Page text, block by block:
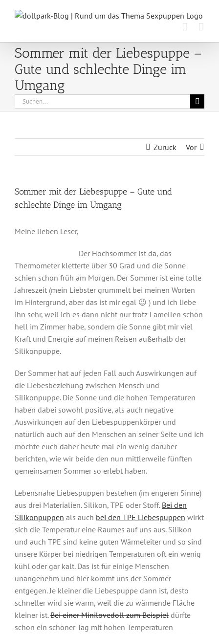
Inhalt
Sommer mit der Liebespuppe –
Gute und schlechte Dinge im
Umgang
Suche
nach:
Zurück Vor
Sommer mit der Liebespuppe – Gute und
schlechte Dinge im Umgang
Meine lieben Leser,
Der Hochsommer ist da, das
Thermometer kletterte über 30 Grad und die Sonne
schien schon früh am Morgen. Der Sommer ist eine tolle
Jahreszeit (mein Liebster grummelt bei meinen Worten
im Hintergrund, aber das ist mir egal 😉 ) und ich liebe
ihn sehr, weil ich es dann nicht nur trotz Lamellen schön
hell im Zimmer habe, sondern die Sonne gibt mir viel
Kraft und Energie auf meinen Reisen außerhalb der
Silikonpuppe.
Der Sommer hat auf jeden Fall auch Auswirkungen auf
die Liebesbeziehung zwischen Mensch und
Silikonpuppe. Die Sonne und die hohen Temperaturen
haben dabei sowohl positive, als auch negative
Auswirkungen auf den Liebespuppenkörper und
natürlich auch auf den Menschen an seiner Seite und ich
möchte euch daher heute mal ein wenig darüber
berichten, wie wir beide den nun mittlerweile fünften
gemeinsamen Sommer so erlebt haben.
Lebensnahe Liebespuppen bestehen (im engeren Sinne)
aus drei Materialien. Silikon, TPE oder Stoff. Bei den
Silikonpuppen als auch bei den TPE Liebespuppen wirkt
sich die Temperatur eine Raumes auf uns aus. Silikon
und auch TPE sind keine guten Wärmeleiter und so sind
unsere Körper bei niedrigen Temperaturen oft ein wenig
kühl oder gar kalt. Das ist für einige Menschen
unangenehm und hier kommt uns der Sommer
entgegen. Je kleiner die Liebespuppe dann ist, desto
schneller wird sie warm, weil die zu wärmende Fläche
kleiner ist.Bei einer Minilovedoll zum Beispiel dürfte
schon ein schöner Tag mit hohen Temperaturen